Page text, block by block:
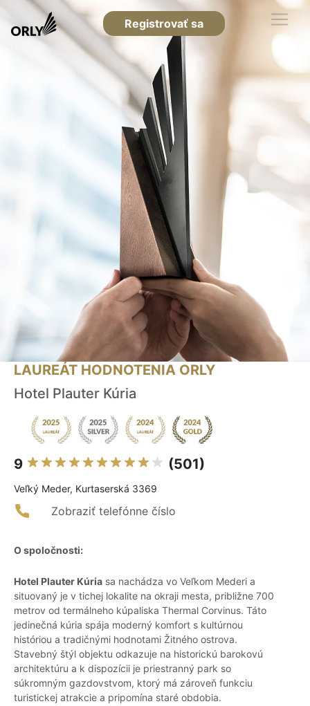
Registrovať sa
LAUREÁT HODNOTENIA ORLY
Hotel Plauter Kúria
9 (501)
Veľký Meder, Kurtaserská 3369
Zobraziť telefónne číslo
O spoločnosti:
Hotel Plauter Kúria sa nachádza vo Veľkom Mederi a
situovaný je v tichej lokalite na okraji mesta, približne 700
metrov od termálneho kúpaliska Thermal Corvinus. Táto
jedinečná kúria spája moderný komfort s kultúrnou
históriou a tradičnými hodnotami Žitného ostrova.
Stavebný štýl objektu odkazuje na historickú barokovú
architektúru a k dispozícii je priestranný park so
súkromným gazdovstvom, ktorý má zároveň funkciu
turistickej atrakcie a pripomína staré obdobia.